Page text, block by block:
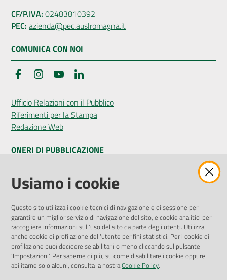
CF/P.IVA: 02483810392
PEC: azienda@pec.auslromagna.it
COMUNICA CON NOI
FacebookInstagramYouTube
Ufficio Relazioni con il Pubblico
Riferimenti per la Stampa
Redazione Web
ONERI DI PUBBLICAZIONE
Amministrazione Trasparente
Pubblicità legale
Privacy Policy
Attuazione Misure PNRR
Liste di Attesa
ENTI, IMPRESE E PARTNER
Usiamo i cookie
Questo sito utilizza i cookie tecnici di navigazione e di sessione per
garantire un miglior servizio di navigazione del sito, e cookie analitici per
raccogliere informazioni sull'uso del sito da parte degli utenti. Utilizza
anche cookie di profilazione dell'utente per fini statistici. Per i cookie di
profilazione puoi decidere se abilitarli o meno cliccando sul pulsante
'Impostazioni'. Per saperne di più, su come disabilitare i cookie oppure
abilitarne solo alcuni, consulta la nostraCookie Policy.